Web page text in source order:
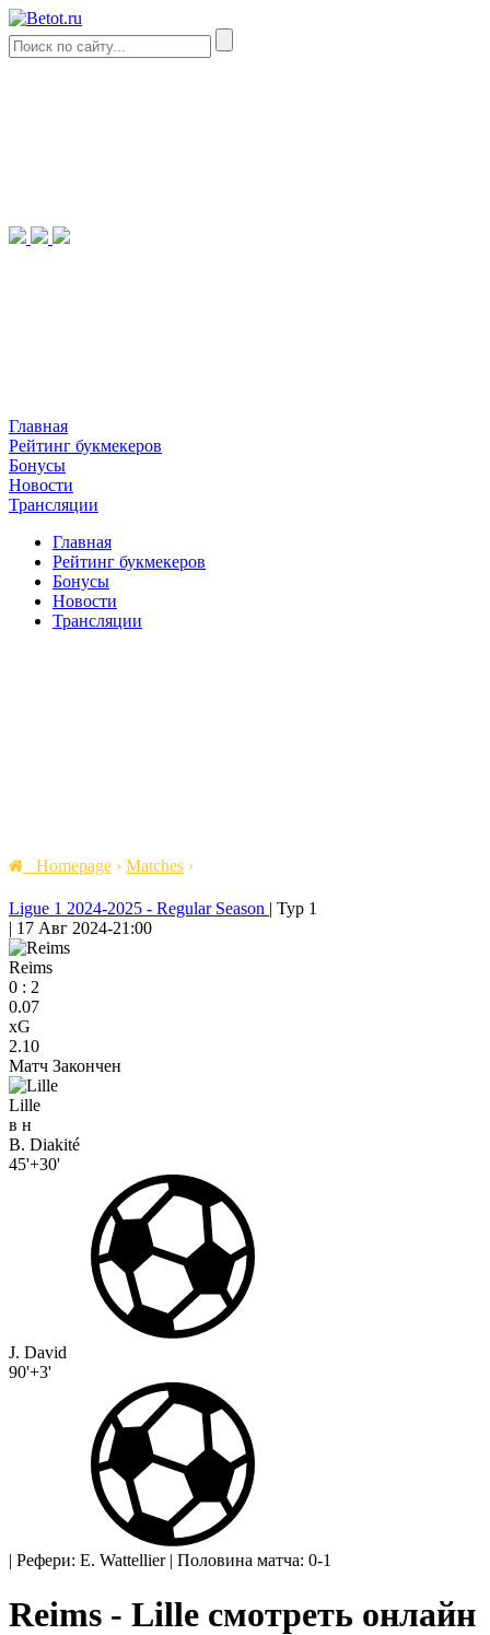
Главная
Рейтинг букмекеров
Бонусы
Новости
Трансляции
Главная
Рейтинг букмекеров
Бонусы
Новости
Трансляции
Homepage › Matches ›
Ligue 1 2024-2025 - Regular Season | Тур 1
| 17 Авг 2024-21:00
Reims
0 : 2
0.07
xG
2.10
Матч Закончен
Lille
в н
B. Diakité
45'+30'
J. David
90'+3'
| Рефери: E. Wattellier | Половина матча: 0-1
Reims - Lille смотреть онлайн